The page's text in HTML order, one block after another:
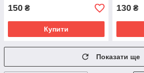
150 ₴
Купити
130 ₴
Показати ще